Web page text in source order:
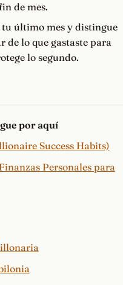
de mes.
último mes y distingue
de lo que gastaste para
lo segundo.
por aquí
Success Habits)
Personales para